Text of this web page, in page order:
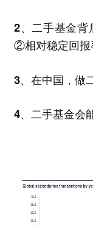
2、二手基金背
②相对稳定回报
3、在中国，做
4、二手基金会